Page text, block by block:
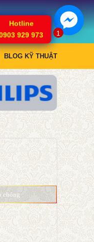
Giỏ hàng
BLOG KỸ THUẬT
chóng
1
Hotline
929 973